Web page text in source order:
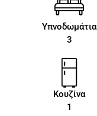
Υπνοδωμάτια
3
Κουζίνα
1